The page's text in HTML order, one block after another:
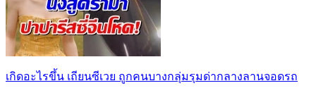
เกิดอะไรขึ้น เถียนซีเวย ถูกคนบางกลุ่มรุมด่ากลางลานจอดรถ